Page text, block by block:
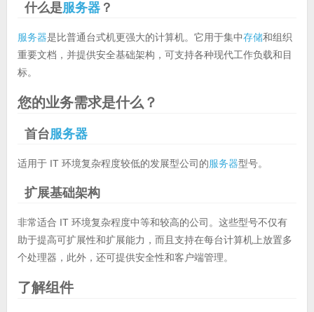
什么是服务器？
服务器是比普通台式机更强大的计算机。它用于集中存储和组织
重要文档，并提供安全基础架构，可支持各种现代工作负载和目
标。
您的业务需求是什么？
首台服务器
适用于 IT 环境复杂程度较低的发展型公司的服务器型号。
扩展基础架构
非常适合 IT 环境复杂程度中等和较高的公司。这些型号不仅有
助于提高可扩展性和扩展能力，而且支持在每台计算机上放置多
个处理器，此外，还可提供安全性和客户端管理。
了解组件